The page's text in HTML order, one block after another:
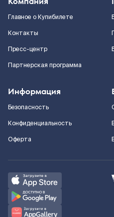
Главное о Купибилете
Контакты
Пресс-центр
Партнерская программа
Информация
Безопасность
Конфиденциальность
Оферта